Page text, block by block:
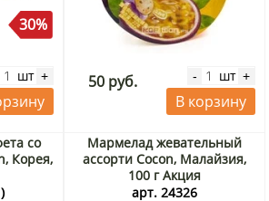
30%
шт + 50 руб. - шт +
В корзину
со
Корея,
Мармелад жевательный
ассорти Cocon, Малайзия,
100 г Акция
арт. 24326